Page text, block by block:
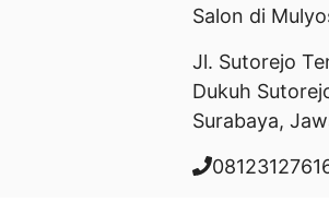
Salon di
Jl. Sutorejo
Dukuh
Surabaya,